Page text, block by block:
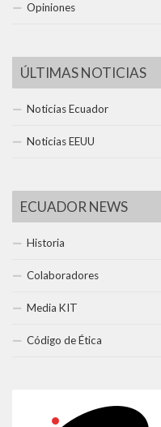
Opiniones
ÚLTIMAS NOTICIAS
Noticias Ecuador
Noticias EEUU
ECUADOR NEWS
Historia
Colaboradores
Media KIT
Código de Ética